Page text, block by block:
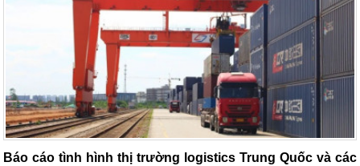
Báo cáo tình hình thị trường logistics Trung Quốc và các